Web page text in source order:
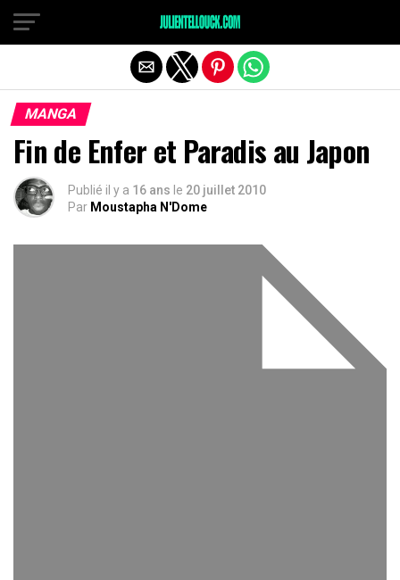
MANGA
Fin de Enfer et Paradis au Japon
Publié il y a 16 ans le 20 juillet 2010
Par Moustapha N'Dome